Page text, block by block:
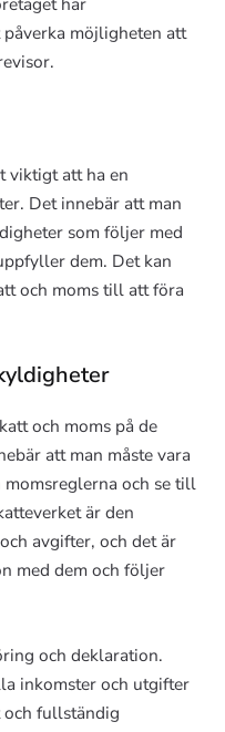
möjligheten att
viktigt att ha en
Det innebär att man
som följer med
dem. Det kan
och moms till att föra
och moms på de
att man måste vara
momsreglerna och se till
är den
avgifter, och det är
med dem och följer
och deklaration.
inkomster och utgifter
fullständig